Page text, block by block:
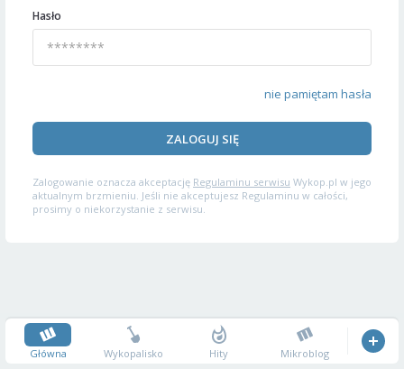
Hasło
nie pamiętam hasła
ZALOGUJ SIĘ
Zalogowanie oznacza akceptację Regulaminu serwisu Wykop.pl w jego
aktualnym brzmieniu. Jeśli nie akceptujesz Regulaminu w całości,
prosimy o niekorzystanie z serwisu.
Główna Wykopalisko Hity Mikroblog